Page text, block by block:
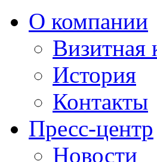
О компании
Визитная
История
Контакты
Пресс-центр
Новости